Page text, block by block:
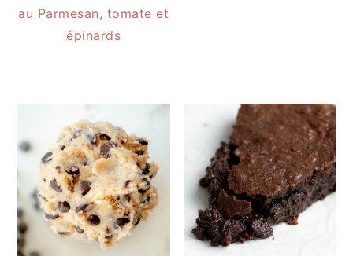
au Parmesan, tomate et
épinards